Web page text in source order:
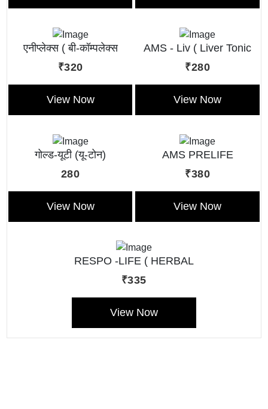
एनीप्लेक्स ( बी-कॉम्पलेक्स
लिक्विड )
₹320
View Now
AMS - Liv ( Liver Tonic
Liquid )
₹280
View Now
गोल्ड-यूटी (यू-टोन)
280
View Now
AMS PRELIFE
₹380
View Now
RESPO -LIFE ( HERBAL
RESPIRATORY TONIC )
₹335
View Now